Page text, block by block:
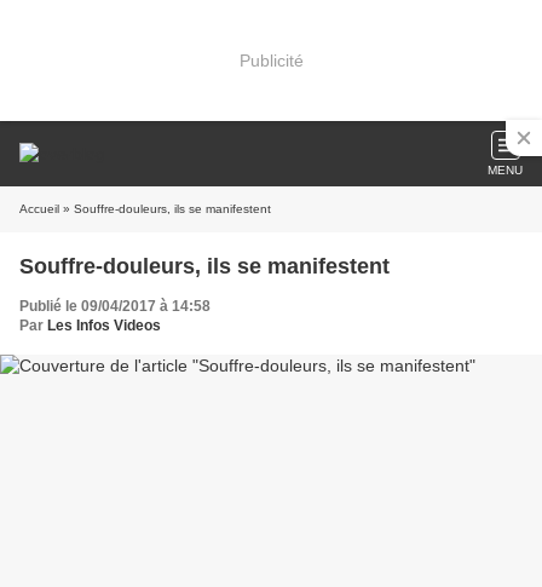
Publicité
MENU
Accueil » Souffre-douleurs, ils se manifestent
Souffre-douleurs, ils se manifestent
Publié le 09/04/2017 à 14:58
Par Les Infos Videos